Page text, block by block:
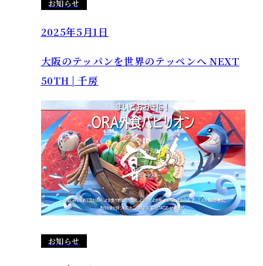
お知らせ
2025年5月1日
大阪のテッパンを世界のテッペンへ NEXT
50TH | 千房
お知らせ